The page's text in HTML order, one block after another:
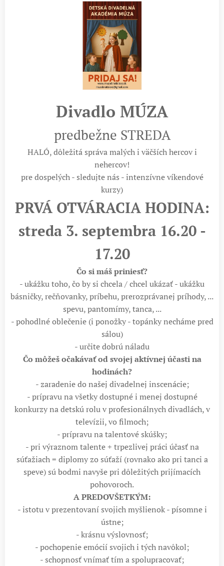
Divadlo MÚZA
predbežne STREDA
HALÓ, dôležitá správa malých i väčších hercov i
nehercov!
pre dospelých - sledujte nás - intenzívne víkendové
kurzy)
PRVÁ OTVÁRACIA HODINA:
streda 3. septembra 16.20 -
17.20
Čo si máš priniesť?
- ukážku toho, čo by si chcela / chcel ukázať - ukážku
básničky, rečňovanky, príbehu, prerozprávanej príhody, ...
spevu, pantomímy, tanca, ...
- pohodlné oblečenie (i ponožky - topánky necháme pred
sálou)
- určite dobrú náladu
Čo môžeš očakávať od svojej aktívnej účasti na
hodinách?
- zaradenie do našej divadelnej inscenácie;
- prípravu na všetky dostupné i menej dostupné
konkurzy na detskú rolu v profesionálnych divadlách, v
televízii, vo filmoch;
- prípravu na talentové skúšky;
- pri výraznom talente + trpezlivej práci účasť na
súťažiach = diplomy zo súťaží (rovnako ako pri tanci a
speve) sú bodmi navyše pri dôležitých prijímacích
pohovoroch.
A PREDOVŠETKÝM:
- istotu v prezentovaní svojich myšlienok - písomne i
ústne;
- krásnu výslovnosť;
- pochopenie emócií svojich i tých navôkol;
- schopnosť vnímať tím a spolupracovať;